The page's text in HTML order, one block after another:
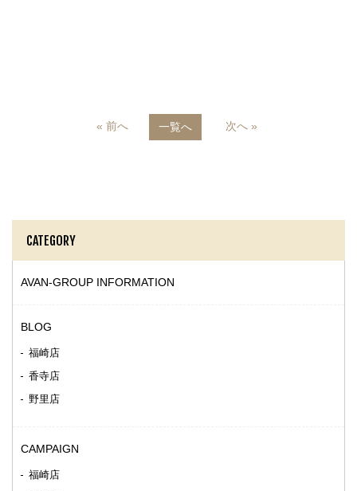
« 前へ 一覧へ 次へ »
CATEGORY
AVAN-GROUP INFORMATION
BLOG
福崎店
香寺店
野里店
CAMPAIGN
福崎店